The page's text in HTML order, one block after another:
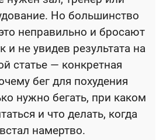
Но большинство
неправильно и бросают
и не увидев результата на
статье — конкретная
бег для похудения
нужно бегать, при каком
и что делать, когда
намертво.